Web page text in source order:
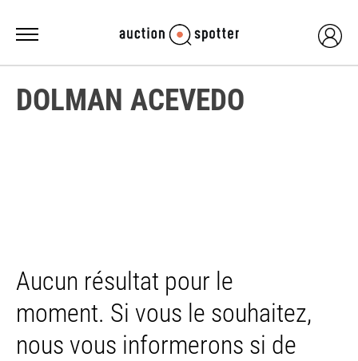
DOLMAN ACEVEDO
Aucun résultat pour le
moment. Si vous le souhaitez,
nous vous informerons si de